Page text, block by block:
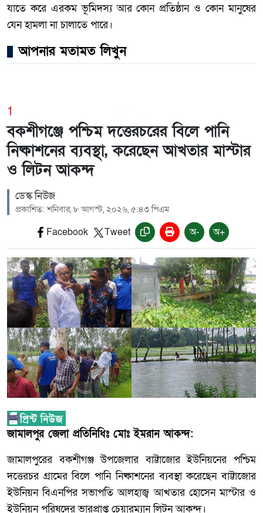
যাতে করে এরকম ভূমিদস্য আর কোন প্রতিষ্ঠান ও কোন মানুষের
যেন হামলা না চালাতে পারে।
আপনার মতামত লিখুন
1
বকশীগঞ্জে পশ্চিম দত্তেরচরের বিলে পানি
নিষ্কাশনের ব্যবস্থা, করেছেন আখতার মাস্টার
ও লিটন আকন্দ
ডেস্ক নিউজ
প্রকাশিত: শনিবার, ৮ আগস্ট, ২০২৬, ৫:৪৩ পিএম
Facebook Tweet অ- অ+
জামালপুর জেলা প্রতিনিধিঃ মোঃ ইমরান আকন্দ:
জামালপুরের বকশীগঞ্জ উপজেলার বাট্টাজোর ইউনিয়নের পশ্চিম
দত্তেরচর গ্রামের বিলে পানি নিষ্কাশনের ব্যবস্থা করেছেন বাট্টাজোর
ইউনিয়ন বিএনপির সভাপতি আলহাজ্ব আখতার হোসেন মাস্টার ও
ইউনিয়ন পরিষদের ভারপ্রাপ্ত চেয়ারম্যান লিটন আকন্দ।